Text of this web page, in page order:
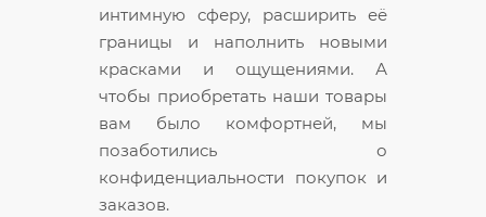
интимную сферу, расширить её
границы и наполнить новыми
красками и ощущениями. А
чтобы приобретать наши товары
вам было комфортней, мы
позаботились о
конфиденциальности покупок и
заказов.